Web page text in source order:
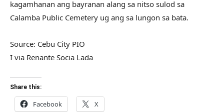
kagamhanan ang bayranan alang sa nitso sulod sa
Calamba Public Cemetery ug ang sa lungon sa bata.
Source: Cebu City PIO
I via Renante Socia Lada
Share this:
Facebook X